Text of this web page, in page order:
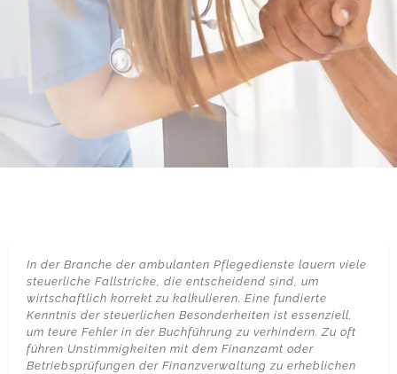
In der Branche der ambulanten Pflegedienste lauern viele
steuerliche Fallstricke, die entscheidend sind, um
wirtschaftlich korrekt zu kalkulieren. Eine fundierte
Kenntnis der steuerlichen Besonderheiten ist essenziell,
um teure Fehler in der Buchführung zu verhindern. Zu oft
führen Unstimmigkeiten mit dem Finanzamt oder
Betriebsprüfungen der Finanzverwaltung zu erheblichen